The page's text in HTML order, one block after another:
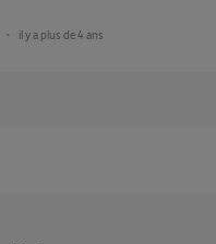
il y a plus de 4 ans